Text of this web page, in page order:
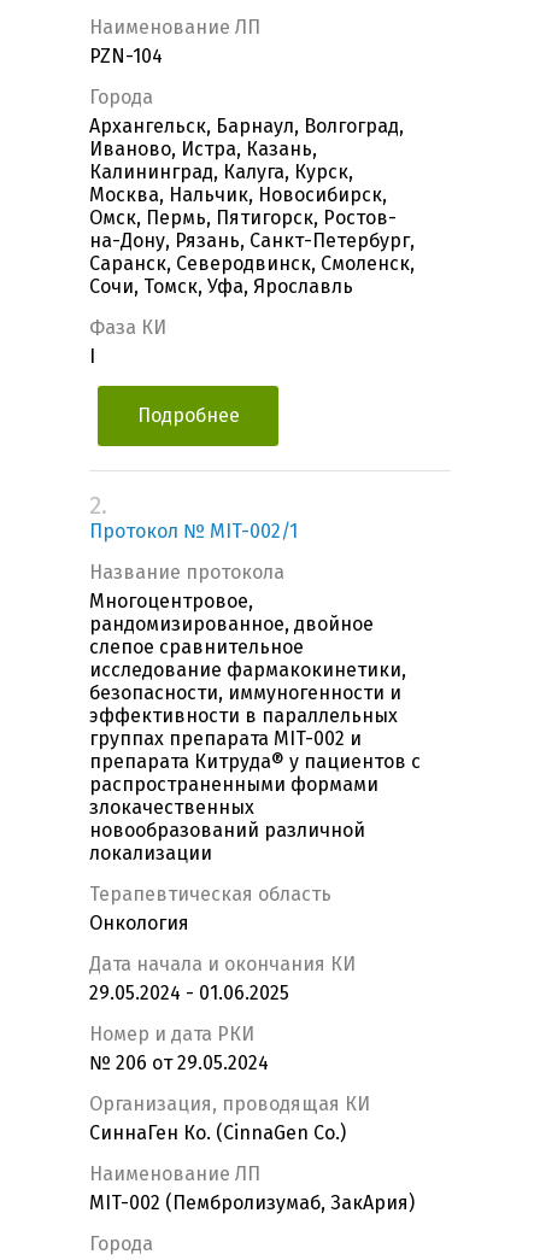
Наименование ЛП
PZN-104
Города
Архангельск, Барнаул, Волгоград,
Иваново, Истра, Казань,
Калининград, Калуга, Курск,
Москва, Нальчик, Новосибирск,
Омск, Пермь, Пятигорск, Ростов-
на-Дону, Рязань, Санкт-Петербург,
Саранск, Северодвинск, Смоленск,
Сочи, Томск, Уфа, Ярославль
Фаза КИ
Подробнее
2.
Протокол № MIT-002/1
Название протокола
Многоцентровое,
рандомизированное, двойное
слепое сравнительное
исследование фармакокинетики,
безопасности, иммуногенности и
эффективности в параллельных
группах препарата MIT-002 и
препарата Китруда® у пациентов с
распространенными формами
злокачественных
новообразований различной
локализации
Терапевтическая область
Онкология
Дата начала и окончания КИ
29.05.2024 - 01.06.2025
Номер и дата РКИ
№ 206 от 29.05.2024
Организация, проводящая КИ
СиннаГен Ко. (CinnaGen Co.)
Наименование ЛП
MIT-002 (Пембролизумаб, ЗакАрия)
Города